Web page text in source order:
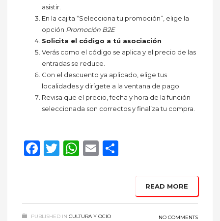
asistir.
En la cajita “Selecciona tu promoción”, elige la
opción Promoción B2E
Solicita el código a tú asociación
Verás como el código se aplica y el precio de las
entradas se reduce.
Con el descuento ya aplicado, elige tus
localidades y dirígete a la ventana de pago.
Revisa que el precio, fecha y hora de la función
seleccionada son correctos y finaliza tu compra.
Facebook
Twitter
WhatsApp
Email
READ MORE
PUBLISHED IN CULTURA Y OCIO NO COMMENTS